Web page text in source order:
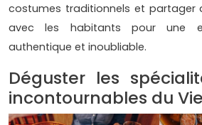
costumes traditionnels et partager
avec les habitants pour une
authentique et inoubliable.
Déguster les
incontournables du